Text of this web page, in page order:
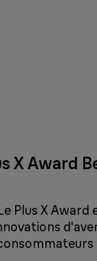
X Award
Plus X Award